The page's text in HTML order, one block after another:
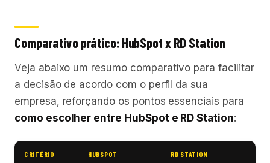
Comparativo prático: HubSpot x RD Station
Veja abaixo um resumo comparativo para facilitar
a decisão de acordo com o perfil da sua
empresa, reforçando os pontos essenciais para
como escolher entre HubSpot e RD Station:
CRITÉRIO HUBSPOT RD STATION